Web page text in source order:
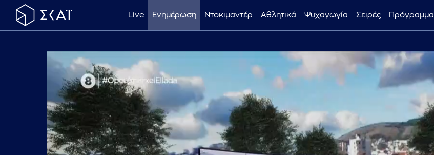
Live Ενημέρωση Ντοκιμαντέρ Αθλητικά Ψυχαγωγία Σειρές Πρόγραμμα